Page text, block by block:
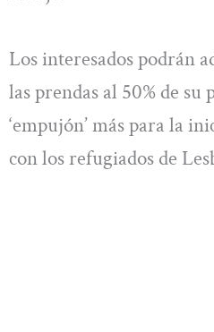
Los interesados podrán
las prendas al 50% de
‘empujón’ más para la
con los refugiados de